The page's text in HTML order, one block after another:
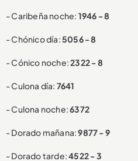
- Caribeña noche: 1946 - 8
- Chónico día:5056 - 8
- Cónico noche:2322 - 8
- Culona día: 7641
- Culona noche:6372
- Dorado mañana:9877 - 9
- Dorado tarde:4522 - 3